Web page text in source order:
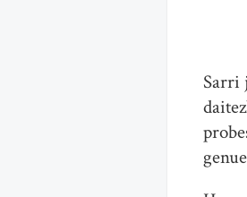
Sarri